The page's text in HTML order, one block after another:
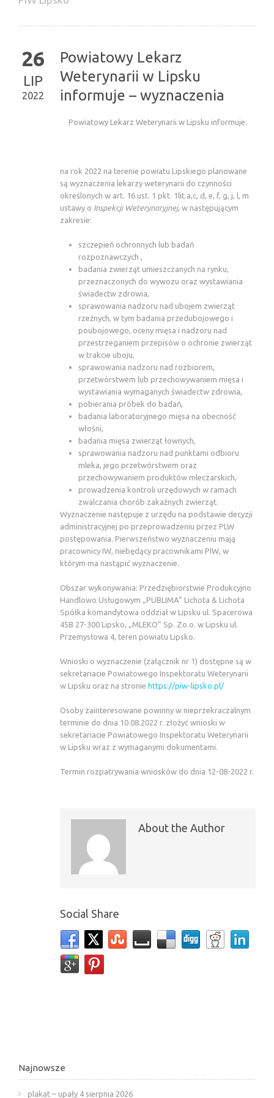
26
LIP
2022
Powiatowy Lekarz
Weterynarii w Lipsku
informuje – wyznaczenia
Powiatowy Lekarz Weterynarii w Lipsku informuje:
na rok 2022 na terenie powiatu Lipskiego planowane
są wyznaczenia lekarzy weterynarii do czynności
określonych w art. 16 ust. 1 pkt. 1lit.a,c, d, e, f, g, j, l, m
ustawy o Inspekcji Weterynaryjnej, w następującym
zakresie:
szczepień ochronnych lub badań
rozpoznawczych ,
badania zwierząt umieszczanych na rynku,
przeznaczonych do wywozu oraz wystawiania
świadectw zdrowia,
sprawowania nadzoru nad ubojem zwierząt
rzeźnych, w tym badania przedubojowego i
poubojowego, oceny mięsa i nadzoru nad
przestrzeganiem przepisów o ochronie zwierząt
w trakcie uboju,
sprawowania nadzoru nad rozbiorem,
przetwórstwem lub przechowywaniem mięsa i
wystawiania wymaganych świadectw zdrowia,
pobierania próbek do badań,
badania laboratoryjnego mięsa na obecność
włośni,
badania mięsa zwierząt łownych,
sprawowania nadzoru nad punktami odbioru
mleka, jego przetwórstwem oraz
przechowywaniem produktów mleczarskich,
prowadzenia kontroli urzędowych w ramach
zwalczania chorób zakaźnych zwierząt.
Wyznaczenie następuje z urzędu na podstawie decyzji
administracyjnej po przeprowadzeniu przez PLW
postępowania. Pierwszeństwo wyznaczeniu mają
pracownicy IW, niebędący pracownikami PIW, w
którym ma nastąpić wyznaczenie.
Obszar wykonywania: Przedziębiorstwie Produkcyjno
Handlowo Usługowym „PUBLIMA” Lichota & Lichota
Spółka komandytowa oddział w Lipsku ul. Spacerowa
45B 27-300 Lipsko, „MLEKO” Sp. Zo.o. w Lipsku ul.
Przemysłowa 4, teren powiatu Lipsko.
Wnioski o wyznaczenie (załącznik nr 1) dostępne są w
sekretariacie Powiatowego Inspektoratu Weterynarii
w Lipsku oraz na stronie https://piw-lipsko.pl/
Osoby zainteresowane powinny w nieprzekraczalnym
terminie do dnia 10.08.2022 r. złożyć wnioski w
sekretariacie Powiatowego Inspektoratu Weterynarii
w Lipsku wraz z wymaganymi dokumentami.
Termin rozpatrywania wniosków do dnia 12-08-2022 r.
About the Author
Social Share
Najnowsze
plakat – upały 4 sierpnia 2026